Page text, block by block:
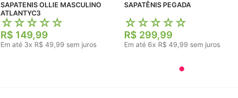
SAPATENIS OLLIE MASCULINO
ATLANTYC3
☆☆☆☆☆
R$ 149,99
Em até 3x R$ 49,99 sem juros
SAPATÊNIS PEGADA
☆☆☆☆☆
R$ 299,99
Em até 6x R$ 49,99 sem juros